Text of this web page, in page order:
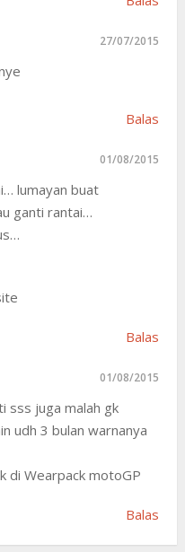
27/07/2015
Balas
01/08/2015
lumayan buat
ganti rantai…
Balas
01/08/2015
sss juga malah gk
udh 3 bulan warnanya
di Wearpack motoGP
Balas